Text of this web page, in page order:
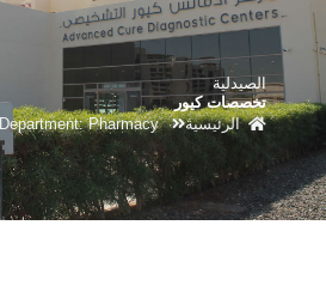
الصيدلية
تخصصات كيور
الرئيسية
Department: Pharmacy